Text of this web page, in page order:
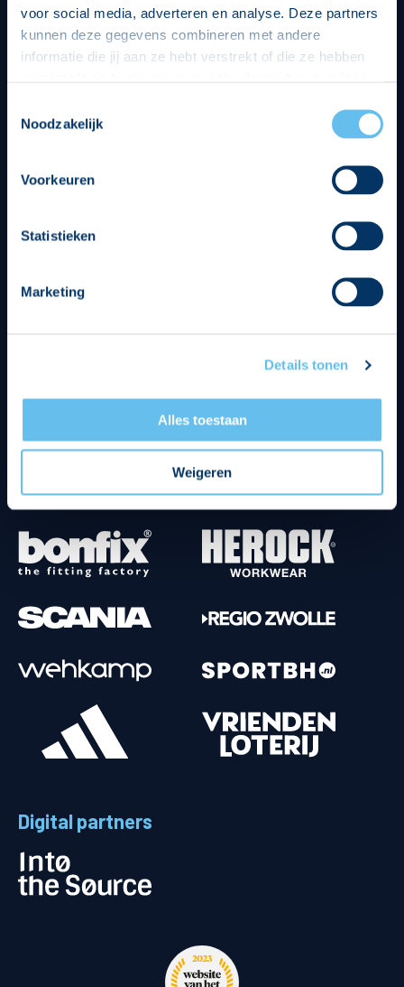
voor social media, adverteren en analyse. Deze partners
kunnen deze gegevens combineren met andere
informatie die jij aan ze hebt verstrekt of die ze hebben
op een veilige en integere wijze. Je kunt je toestemming
beheren op de privacy- en cookieverklaring pagina.
Noodzakelijk
Voorkeuren
Statistieken
Marketing
Details tonen
Alles toestaan
Weigeren
Tenuesponsoren
Digital partners